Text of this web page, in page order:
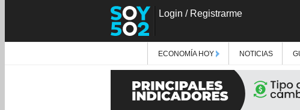
Login / Registrarme
ECONOMÍA HOY NOTICIAS